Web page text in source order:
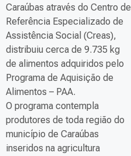
Caraúbas através do Centro de
Referência Especializado de
Assistência Social (Creas),
distribuiu cerca de 9.735 kg
de alimentos adquiridos pelo
Programa de Aquisição de
Alimentos – PAA.
O programa contempla
produtores de toda região do
município de Caraúbas
inseridos na agricultura